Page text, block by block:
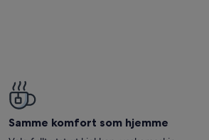
Samme komfort som hjemme